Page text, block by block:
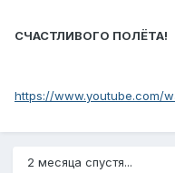
CЧАСТЛИВОГО ПОЛЁТА!
https://www.youtube.com/
2 месяца спустя...